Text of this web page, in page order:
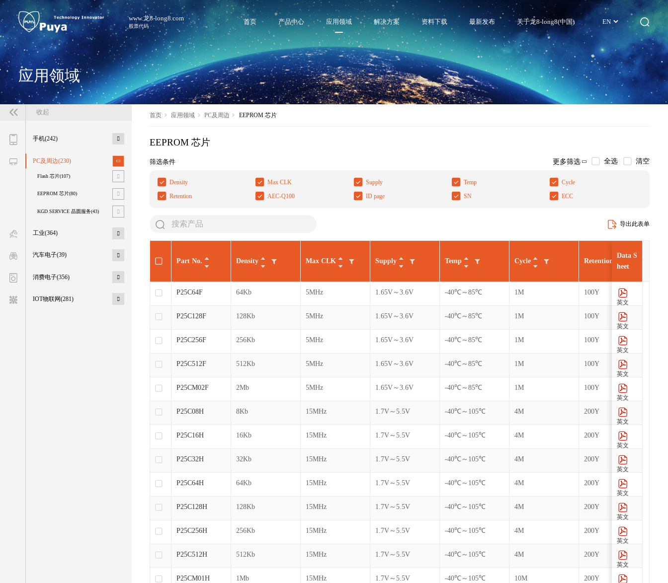
www.龙8-long8.com
股票代码
首页 产品中心 应用领域 解决方案 资料下载 最新发布 关于龙8-long8(中国) EN
应用领域
收起
手机(242)
PC及周边(230)
Flash 芯片(107)
EEPROM 芯片(80)
KGD SERVICE 晶圆服务(43)
工业(364)
汽车电子(39)
消费电子(356)
IOT物联网(281)
首页 应用领域 PC及周边 EEPROM 芯片
EEPROM 芯片
筛选条件 更多筛选 全选 清空
Density Max CLK Supply Temp Cycle
Retention AEC-Q100 ID page SN ECC
导出此表单
Density Max CLK Supply Temp Cycle Retention
64Kb 5MHz 1.65V～3.6V -40℃～85℃ 1M 100Y
128Kb 5MHz 1.65V～3.6V -40℃～85℃ 1M 100Y
256Kb 5MHz 1.65V～3.6V -40℃～85℃ 1M 100Y
512Kb 5MHz 1.65V～3.6V -40℃～85℃ 1M 100Y
2Mb 5MHz 1.65V～3.6V -40℃～85℃ 1M 100Y
8Kb 15MHz 1.7V～5.5V -40℃～105℃ 4M 200Y
16Kb 15MHz 1.7V～5.5V -40℃～105℃ 4M 200Y
32Kb 15MHz 1.7V～5.5V -40℃～105℃ 4M 200Y
64Kb 15MHz 1.7V～5.5V -40℃～105℃ 4M 200Y
128Kb 15MHz 1.7V～5.5V -40℃～105℃ 4M 200Y
256Kb 15MHz 1.7V～5.5V -40℃～105℃ 4M 200Y
512Kb 15MHz 1.7V～5.5V -40℃～105℃ 4M 200Y
1Mb 15MHz 1.7V～5.5V -40℃～105℃ 10M 200Y
Part No.
P25C64F
P25C128F
P25C256F
P25C512F
P25CM02F
P25C08H
P25C16H
P25C32H
P25C64H
P25C128H
P25C256H
P25C512H
P25CM01H
Data S
heet
英文
英文
英文
英文
英文
英文
英文
英文
英文
英文
英文
英文